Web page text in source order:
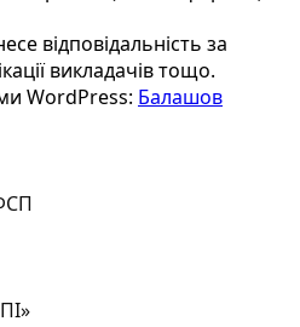
відповідальність за
викладачів тощо.
WordPress: Балашов